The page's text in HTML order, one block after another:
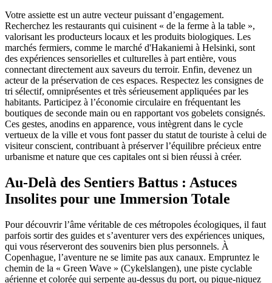
Votre assiette est un autre vecteur puissant d’engagement.
Recherchez les restaurants qui cuisinent « de la ferme à la table »,
valorisant les producteurs locaux et les produits biologiques. Les
marchés fermiers, comme le marché d'Hakaniemi à Helsinki, sont
des expériences sensorielles et culturelles à part entière, vous
connectant directement aux saveurs du terroir. Enfin, devenez un
acteur de la préservation de ces espaces. Respectez les consignes de
tri sélectif, omniprésentes et très sérieusement appliquées par les
habitants. Participez à l’économie circulaire en fréquentant les
boutiques de seconde main ou en rapportant vos gobelets consignés.
Ces gestes, anodins en apparence, vous intègrent dans le cycle
vertueux de la ville et vous font passer du statut de touriste à celui de
visiteur conscient, contribuant à préserver l’équilibre précieux entre
urbanisme et nature que ces capitales ont si bien réussi à créer.
Au-Delà des Sentiers Battus : Astuces
Insolites pour une Immersion Totale
Pour découvrir l’âme véritable de ces métropoles écologiques, il faut
parfois sortir des guides et s’aventurer vers des expériences uniques,
qui vous réserveront des souvenirs bien plus personnels. À
Copenhague, l’aventure ne se limite pas aux canaux. Empruntez le
chemin de la « Green Wave » (Cykelslangen), une piste cyclable
aérienne et colorée qui serpente au-dessus du port, ou pique-niquez